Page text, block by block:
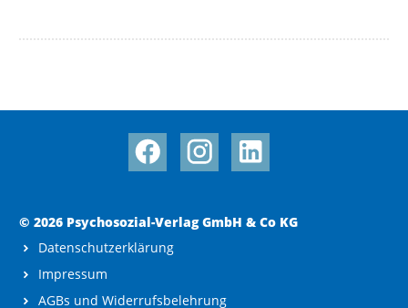
© 2026 Psychosozial-Verlag GmbH & Co KG
Datenschutzerklärung
Impressum
AGBs und Widerrufsbelehrung